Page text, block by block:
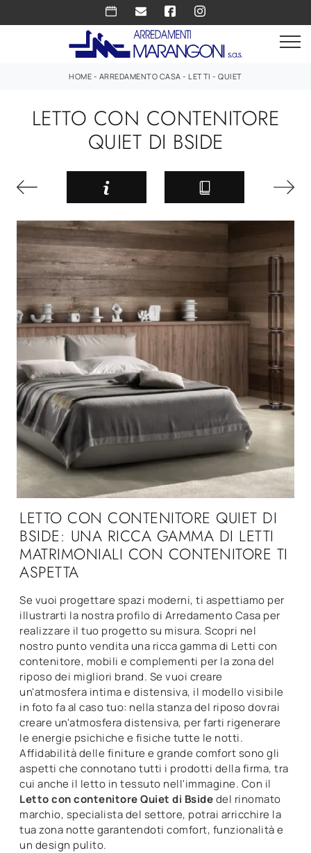
HOME - ARREDAMENTO CASA -LETTI -QUIET
LETTO CON CONTENITORE
QUIET DI BSIDE
LETTO CON CONTENITORE QUIET DI
BSIDE: UNA RICCA GAMMA DI LETTI
MATRIMONIALI CON CONTENITORE TI
ASPETTA
Se vuoi progettare spazi moderni, ti aspettiamo per
illustrarti la nostra profilo di Arredamento Casa per
realizzare il tuo progetto su misura. Scopri nel
nostro punto vendita una ricca gamma di Letti con
contenitore, mobili e complementi per la zona del
riposo dei migliori brand. Se vuoi creare
un'atmosfera intima e distensiva, il modello visibile
in foto fa al caso tuo: nella stanza del riposo dovrai
creare un'atmosfera distensiva, per farti rigenerare
le energie psichiche e fisiche tutte le notti.
Affidabilità delle finiture e grande comfort sono gli
aspetti che connotano tutti i prodotti della firma, tra
cui anche il letto in tessuto nell'immagine. Con il
Letto con contenitore Quiet di Bsidedel rinomato
marchio, specialista del settore, potrai arricchire la
tua zona notte garantendoti comfort, funzionalità e
un design pulito.